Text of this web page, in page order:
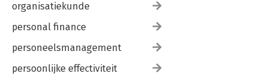
organisatiekunde
personal finance
personeelsmanagement
persoonlijke effectiviteit